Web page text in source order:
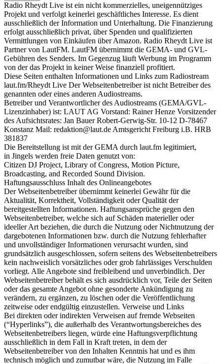
Radio Rheydt Live ist ein nicht kommerzielles, uneigennütziges
Projekt und verfolgt keinerlei geschäftliches Interesse. Es dient
ausschließlich der Information und Unterhaltung. Die Finanzierung
erfolgt ausschließlich privat, über Spenden und qualifizierten
Vermittlungen von Einkäufen über Amazon. Radio Rheydt Live ist
Partner von LautFM. LautFM übernimmt die GEMA- und GVL-
Gebühren des Senders. Im Gegenzug läuft Werbung im Programm
von der das Projekt in keiner Weise finanziell profitiert.
Diese Seiten enthalten Informationen und Links zum Radiostream
laut.fm/Rheydt Live Der Webseitenbetreiber ist nicht Betreiber des
genannten oder eines anderen Audiostreams.
Betreiber und Verantwortlicher des Audiostreams (GEMA/GVL-
Lizenzinhaber) ist: LAUT AG Vorstand: Rainer Henze Vorsitzender
des Aufsichtsrates: Jan Bauer Robert-Gerwig-Str. 10-12 D-78467
Konstanz Mail: redaktion@laut.de Amtsgericht Freiburg i.B. HRB
381837
Die Bereitstellung ist mit der GEMA durch laut.fm legitimiert,
in Jingels werden freie Daten genutzt von:
Citizen DJ Project, Library of Congress, Motion Picture,
Broadcasting, and Recorded Sound Division.
Haftungsausschluss Inhalt des Onlineangebotes
Der Webseitenbetreiber übernimmt keinerlei Gewähr für die
Aktualität, Korrektheit, Vollständigkeit oder Qualität der
bereitgestellten Informationen. Haftungsansprüche gegen den
Webseitenbetreiber, welche sich auf Schäden materieller oder
ideeller Art beziehen, die durch die Nutzung oder Nichtnutzung der
dargebotenen Informationen bzw. durch die Nutzung fehlerhafter
und unvollständiger Informationen verursacht wurden, sind
grundsätzlich ausgeschlossen, sofern seitens des Webseitenbetreibers
kein nachweislich vorsätzliches oder grob fahrlässiges Verschulden
vorliegt. Alle Angebote sind freibleibend und unverbindlich. Der
Webseitenbetreiber behält es sich ausdrücklich vor, Teile der Seiten
oder das gesamte Angebot ohne gesonderte Ankündigung zu
verändern, zu ergänzen, zu löschen oder die Veröffentlichung
zeitweise oder endgültig einzustellen. Verweise und Links
Bei direkten oder indirekten Verweisen auf fremde Webseiten
(“Hyperlinks”), die außerhalb des Verantwortungsbereiches des
Webseitenbetreibers liegen, würde eine Haftungsverpflichtung
ausschließlich in dem Fall in Kraft treten, in dem der
Webseitenbetreiber von den Inhalten Kenntnis hat und es ihm
technisch möglich und zumutbar wäre, die Nutzung im Falle